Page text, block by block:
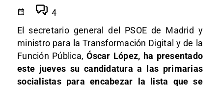
4
El secretario general del PSOE de Madrid y
ministro para la Transformación Digital y de la
Función Pública,Óscar López, ha presentado
este jueves su candidatura a las primarias
socialistas para encabezar la lista que se